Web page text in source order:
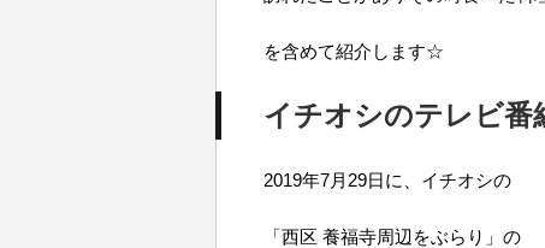
を含めて紹介します☆
イチオシのテレビ番
2019年7月29日に、イチオシの
「西区 養福寺周辺をぶらり」の